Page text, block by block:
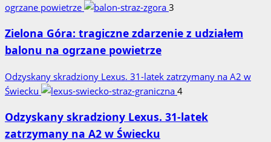
ogrzane powietrze
3
Zielona Góra: tragiczne zdarzenie z udziałem
balonu na ogrzane powietrze
Odzyskany skradziony Lexus. 31‑latek zatrzymany na A2 w
Świecku
4
Odzyskany skradziony Lexus. 31‑latek
zatrzymany na A2 w Świecku